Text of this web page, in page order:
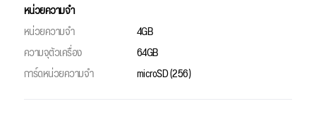
หน่วยความจำ
หน่วยความจำ
4GB
ความจุตัวเครื่อง
64GB
การ์ดหน่วยความจำ
microSD (256)